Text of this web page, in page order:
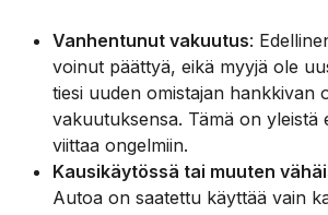
Vanhentunut vakuutus:
voinut päättyä, eikä myyjä ole
tiesi uuden omistajan hankkivan
vakuutuksensa. Tämä on yleistä
viittaa ongelmiin.
Kausikäytössä tai muuten
Autoa on saatettu käyttää vain